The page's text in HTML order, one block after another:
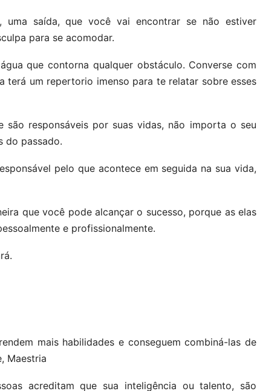
uma saída, que você vai encontrar se não estiver
para se acomodar.
que contorna qualquer obstáculo. Converse com
terá um repertorio imenso para te relatar sobre esses
são responsáveis ​​por suas vidas, não importa o seu
do passado.
pelo que acontece em seguida na sua vida,
que você pode alcançar o sucesso, porque as elas
e profissionalmente.
mais habilidades e conseguem combiná-las de
Maestria
acreditam que sua inteligência ou talento, são